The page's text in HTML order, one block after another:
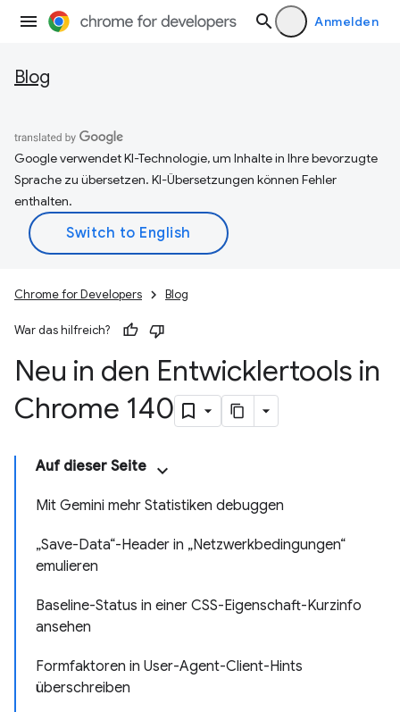
Anmelden
Blog
Google verwendet KI-Technologie, um Inhalte in Ihre bevorzugte
Sprache zu übersetzen. KI-Übersetzungen können Fehler
enthalten.
Chrome for Developers Blog
War das hilfreich?
Neu in den Entwicklertools in
Chrome 140
Auf dieser Seite
Mit Gemini mehr Statistiken debuggen
„Save-Data“-Header in „Netzwerkbedingungen“
emulieren
Baseline-Status in einer CSS-Eigenschaft-Kurzinfo
ansehen
Formfaktoren in User-Agent-Client-Hints
überschreiben